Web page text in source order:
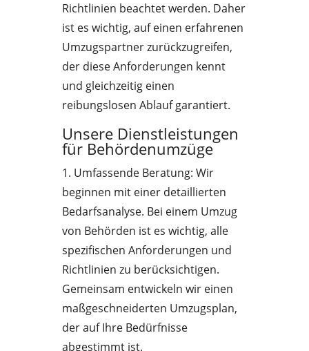
Richtlinien beachtet werden. Daher
ist es wichtig, auf einen erfahrenen
Umzugspartner zurückzugreifen,
der diese Anforderungen kennt
und gleichzeitig einen
reibungslosen Ablauf garantiert.
Unsere Dienstleistungen
für Behördenumzüge
1. Umfassende Beratung: Wir
beginnen mit einer detaillierten
Bedarfsanalyse. Bei einem Umzug
von Behörden ist es wichtig, alle
spezifischen Anforderungen und
Richtlinien zu berücksichtigen.
Gemeinsam entwickeln wir einen
maßgeschneiderten Umzugsplan,
der auf Ihre Bedürfnisse
abgestimmt ist.